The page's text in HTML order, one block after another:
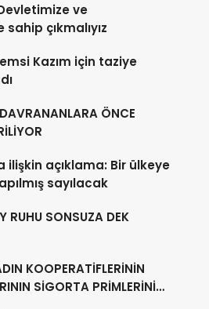
ve
çıkmalıyız
Kazım için taziye
ÖNCE
ilişkin açıklama: Bir ülkeye
sayılacak
RUHU SONSUZA DEK
KOOPERATİFLERİNİN
SİGORTA PRİMLERİNİ